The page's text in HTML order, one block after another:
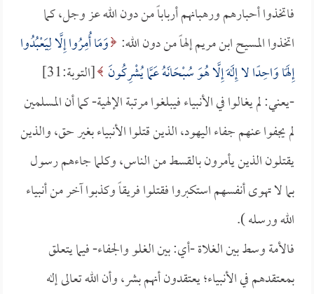
فاتخذوا أحبارهم ورهبانهم أرباباً من دون الله عز وجل، كما
اتخذوا المسيح ابن مريم إلهاً من دون الله: وَمَا أُمِرُوا إِلَّا لِيَعْبُدُوا
إِلَهًا وَاحِدًا لا إِلَهَ إِلَّا هُوَ سُبْحَانَهُ عَمَّا يُشْرِكُونَ
[التوبة:31]
-يعني: لم يغالوا في الأنبياء فيبلغوا مرتبة الإلهية- كما أن المسلمين
لم يجفوا عنهم جفاء اليهود، الذين قتلوا الأنبياء بغير حق، والذين
يقتلون الذين يأمرون بالقسط من الناس، وكلما جاءهم رسول
بما لا تهوى أنفسهم استكبروا فقتلوا فريقاً وكذبوا آخر من أنبياء
الله ورسله ).
فالأمة وسط بين الغلاة -أي: بين الغلو والجفاء- فيما يتعلق
بمعتقدهم في الأنبياء؛ يعتقدون أنهم بشر، وأن الله تعالى إله